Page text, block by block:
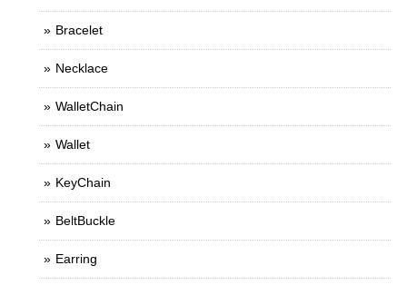
Bracelet
Necklace
WalletChain
Wallet
KeyChain
BeltBuckle
Earring